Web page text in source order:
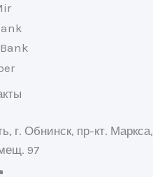
г. Обнинск, пр-кт. Маркса,
97